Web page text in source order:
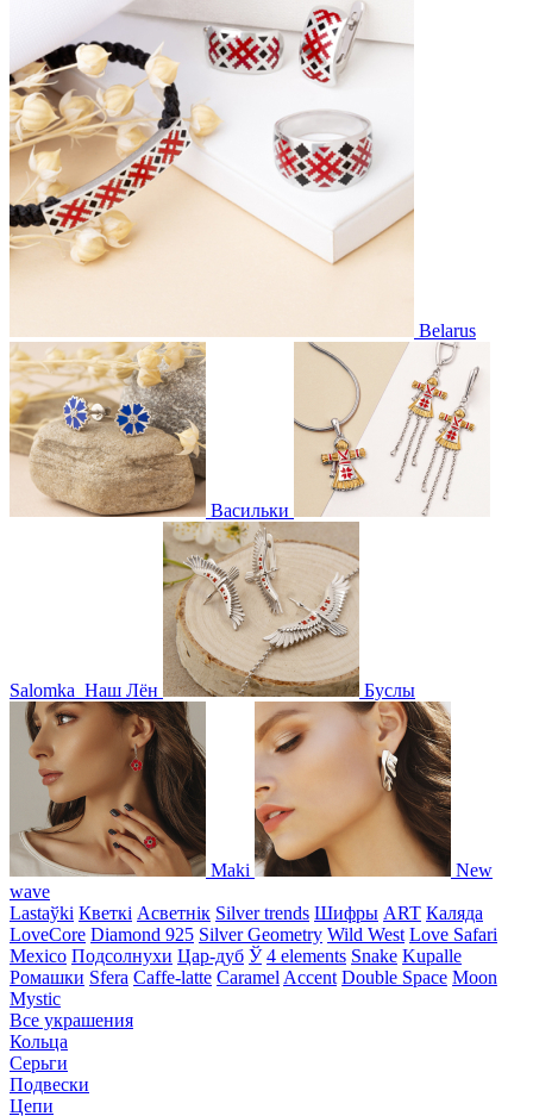
Belarus
Васильки
Salomka Наш Лён Буслы
Maki
New
wave
Lastaўki Кветкі Асветнiк Silver trends Шифры ART Каляда
LoveCore Diamond 925 Silver Geometry Wild West Love Safari
Mexico Подсолнухи Цар-дуб Ў 4 elements Snake Kupalle
Ромашки Sfera Caffe-latte Caramel Accent Double Space Moon
Mystic
Все украшения
Кольца
Серьги
Подвески
Цепи